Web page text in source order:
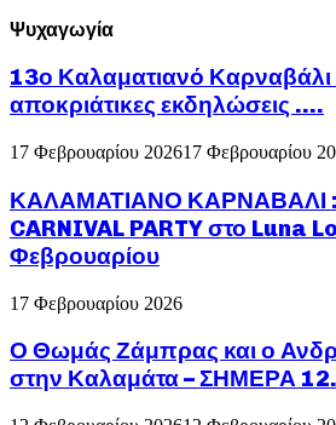
Ψυχαγωγία
13ο Καλαματιανό Καρναβάλι :
αποκριάτικες εκδηλώσεις ….
17 Φεβρουαρίου 202617 Φεβρουαρίου
ΚΑΛΑΜΑΤΙΑΝΟ ΚΑΡΝΑΒΑΛΙ :
CARNIVAL PARTY στο Luna
Φεβρουαρίου
17 Φεβρουαρίου 2026
Ο Θωμάς Ζάμπρας και ο
στην Καλαμάτα – ΣΗΜΕΡΑ